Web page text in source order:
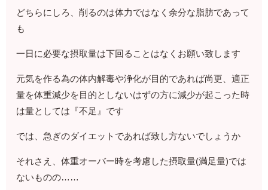
どちらにしろ、削るのは体力ではなく余分な脂肪であって
も
一日に必要な摂取量は下回ることはなくお願い致します
元気を作る為の体内解毒や浄化が目的であれば尚更、適正
量を体重減少を目的としないはずの方に減少が起こった時
は量としては『不足』です
では、急ぎのダイエットであれば致し方ないでしょうか
それさえ、体重オーバー時を考慮した摂取量(満足量)では
ないものの……